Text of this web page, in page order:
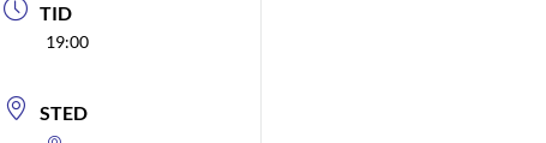
TID
19:00
STED